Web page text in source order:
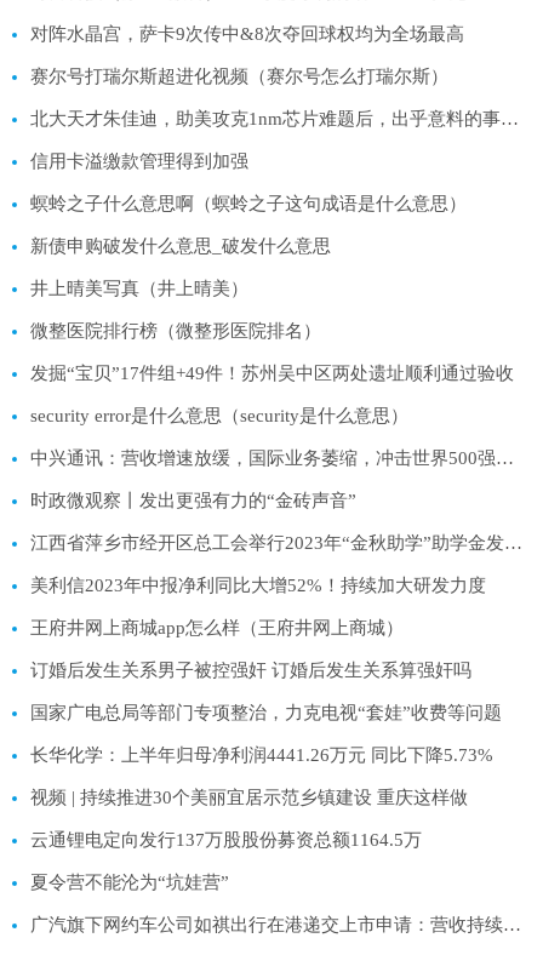
对阵水晶宫，萨卡9次传中&8次夺回球权均为全场最高
赛尔号打瑞尔斯超进化视频（赛尔号怎么打瑞尔斯）
北大天才朱佳迪，助美攻克1nm芯片难题后，出乎意料的事情发生了
信用卡溢缴款管理得到加强
螟蛉之子什么意思啊（螟蛉之子这句成语是什么意思）
新债申购破发什么意思_破发什么意思
井上晴美写真（井上晴美）
微整医院排行榜（微整形医院排名）
发掘“宝贝”17件组+49件！苏州吴中区两处遗址顺利通过验收
security error是什么意思（security是什么意思）
中兴通讯：营收增速放缓，国际业务萎缩，冲击世界500强挑战不小｜看财报
时政微观察丨发出更强有力的“金砖声音”
江西省萍乡市经开区总工会举行2023年“金秋助学”助学金发放仪式
美利信2023年中报净利同比大增52%！持续加大研发力度
王府井网上商城app怎么样（王府井网上商城）
订婚后发生关系男子被控强奸 订婚后发生关系算强奸吗
国家广电总局等部门专项整治，力克电视“套娃”收费等问题
长华化学：上半年归母净利润4441.26万元 同比下降5.73%
视频 | 持续推进30个美丽宜居示范乡镇建设 重庆这样做
云通锂电定向发行137万股股份募资总额1164.5万
夏令营不能沦为“坑娃营”
广汽旗下网约车公司如祺出行在港递交上市申请：营收持续增长，三年亏损超15亿元